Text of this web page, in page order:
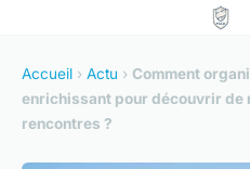
Accueil › Actu › Comment
enrichissant pour découvrir de
rencontres ?